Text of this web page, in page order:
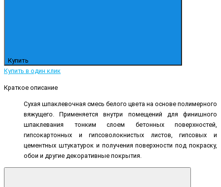
Купить
Купить в один клик
Краткое описание
Сухая шпаклевочная смесь белого цвета на основе полимерного
вяжущего. Применяется внутри помещений для финишного
шпаклевания тонким слоем бетонных поверхностей,
гипсокартонных и гипсоволокнистых листов, гипсовых и
цементных штукатурок и получения поверхности под покраску,
обои и другие декоративные покрытия.